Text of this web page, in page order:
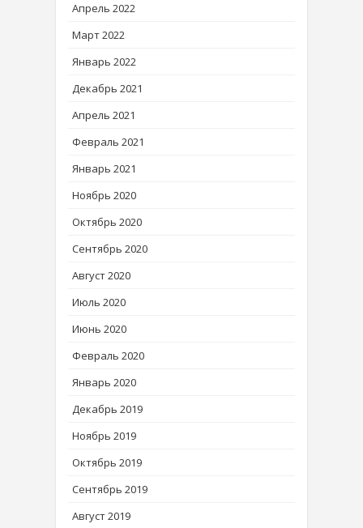
Апрель 2022
Март 2022
Январь 2022
Декабрь 2021
Апрель 2021
Февраль 2021
Январь 2021
Ноябрь 2020
Октябрь 2020
Сентябрь 2020
Август 2020
Июль 2020
Июнь 2020
Февраль 2020
Январь 2020
Декабрь 2019
Ноябрь 2019
Октябрь 2019
Сентябрь 2019
Август 2019